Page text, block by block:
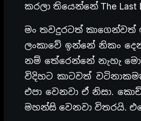
කරලා තියෙන්නේ The
මං තවදුරටත් කාගෙන්වත්
ලංකාවේ ඉන්නේ නිකං
නම් තේරෙන්නේ නැහැ
විදිහට කාටවත්
එපා වෙනවා ඒ නිසා.
මහන්සි වෙනවා විතරයි.